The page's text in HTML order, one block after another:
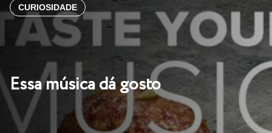
CURIOSIDADE
Essa música dá gosto